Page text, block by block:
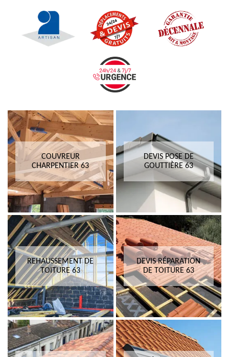
COUVREUR
CHARPENTIER 63
DEVIS POSE DE
GOUTTIÈRE 63
REHAUSSEMENT DE
TOITURE 63
DEVIS RÉPARATION
DE TOITURE 63